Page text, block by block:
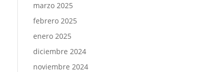
marzo 2025
febrero 2025
enero 2025
diciembre 2024
noviembre 2024